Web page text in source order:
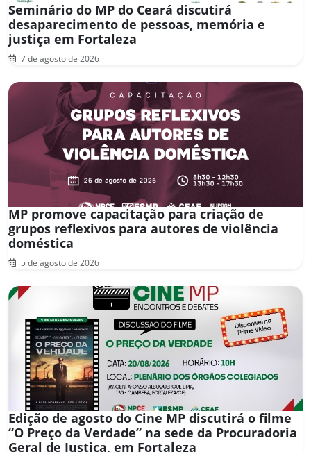
Seminário do MP do Ceará discutirá
desaparecimento de pessoas, memória e
justiça em Fortaleza
7 de agosto de 2026
MP promove capacitação para criação de
grupos reflexivos para autores de violência
doméstica
5 de agosto de 2026
Edição de agosto do Cine MP discutirá o filme
“O Preço da Verdade” na sede da Procuradoria
Geral de Justiça, em Fortaleza